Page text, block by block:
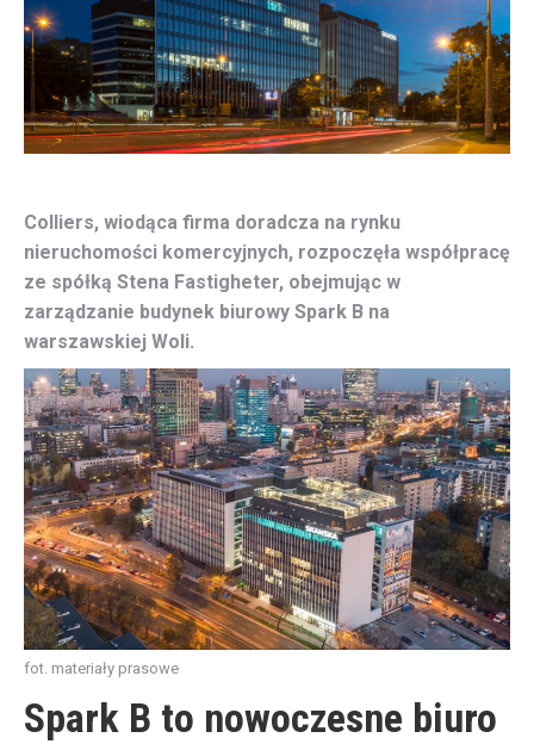
Colliers, wiodąca firma doradcza na rynku
nieruchomości komercyjnych, rozpoczęła współpracę
ze spółką Stena Fastigheter, obejmując w
zarządzanie budynek biurowy Spark B na
warszawskiej Woli.
fot. materiały prasowe
Spark B to nowoczesne biuro